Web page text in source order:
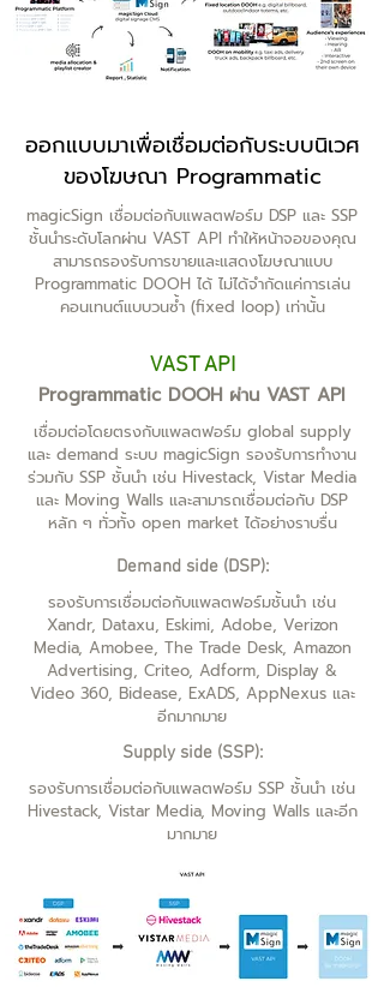
ออกแบบมาเพื่อเชื่อมต่อกับระบบนิเวศ
ของโฆษณา Programmatic
magicSign เชื่อมต่อกับแพลตฟอร์ม DSP และ SSP
ชั้นนำระดับโลกผ่าน VAST API ทำให้หน้าจอของคุณ
สามารถรองรับการขายและแสดงโฆษณาแบบ
Programmatic DOOH ได้ ไม่ได้จำกัดแค่การเล่น
คอนเทนต์แบบวนซ้ำ (fixed loop) เท่านั้น
VAST API
Programmatic DOOH ผ่าน VAST API
เชื่อมต่อโดยตรงกับแพลตฟอร์ม global supply
และ demand ระบบ magicSign รองรับการทำงาน
ร่วมกับ SSP ชั้นนำ เช่น Hivestack, Vistar Media
และ Moving Walls และสามารถเชื่อมต่อกับ DSP
หลัก ๆ ทั่วทั้ง open market ได้อย่างราบรื่น
Demand side (DSP):
รองรับการเชื่อมต่อกับแพลตฟอร์มชั้นนำ เช่น
Xandr, Dataxu, Eskimi, Adobe, Verizon
Media, Amobee, The Trade Desk, Amazon
Advertising, Criteo, Adform, Display &
Video 360, Bidease, ExADS, AppNexus และ
อีกมากมาย
Supply side (SSP):
รองรับการเชื่อมต่อกับแพลตฟอร์ม SSP ชั้นนำ เช่น
Hivestack, Vistar Media, Moving Walls และอีก
มากมาย